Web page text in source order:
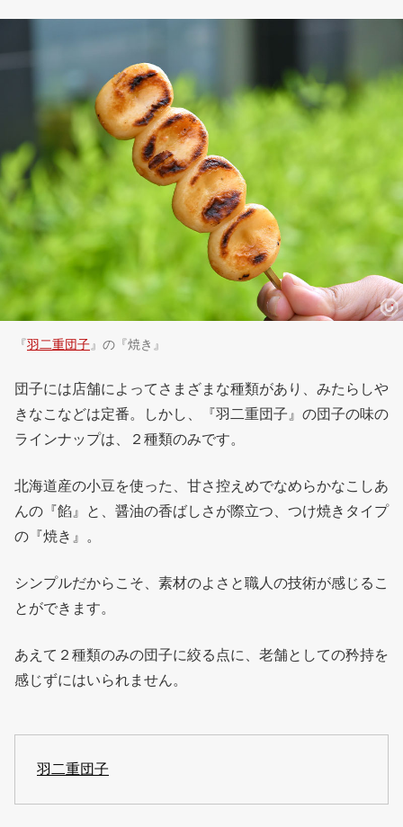
『羽二重団子』の『焼き』
団子には店舗によってさまざまな種類があり、みたらしや
きなこなどは定番。しかし、『羽二重団子』の団子の味の
ラインナップは、２種類のみです。
北海道産の小豆を使った、甘さ控えめでなめらかなこしあ
んの『餡』と、醤油の香ばしさが際立つ、つけ焼きタイプ
の『焼き』。
シンプルだからこそ、素材のよさと職人の技術が感じるこ
とができます。
あえて２種類のみの団子に絞る点に、老舗としての矜持を
感じずにはいられません。
羽二重団子